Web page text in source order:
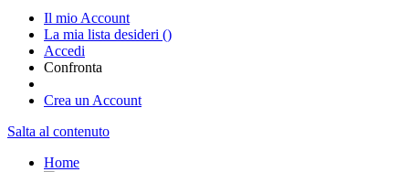
Il mio Account
La mia lista desideri ()
Accedi
Confronta
Crea un Account
Salta al contenuto
Home